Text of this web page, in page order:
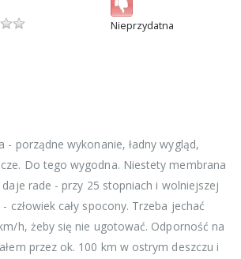
Nieprzydatna
- porządne wykonanie, ładny wygląd,
Do tego wygodna. Niestety membrana
rade - przy 25 stopniach i wolniejszej
człowiek cały spocony. Trzeba jechać
h, żeby się nie ugotować. Odporność na
przez ok. 100 km w ostrym deszczu i